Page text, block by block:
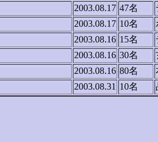
2003.08.17 47名
2003.08.17 10名
2003.08.16 15名
2003.08.16 30名
2003.08.16 80名
2003.08.31 10名